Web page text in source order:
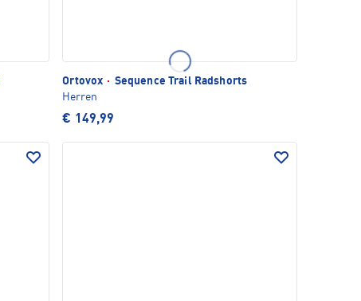
Ortovox · Sequence Trail Radshorts
Herren
€ 149,99